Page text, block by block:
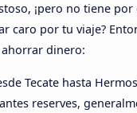
¡pero no tiene por
caro por tu viaje?
dinero:
Tecate hasta
reserves,